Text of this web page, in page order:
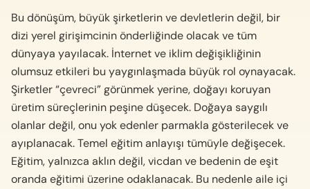
Bu dönüşüm, büyük şirketlerin ve devletlerin değil, bir
dizi yerel girişimcinin önderliğinde olacak ve tüm
dünyaya yayılacak. İnternet ve iklim değişikliğinin
olumsuz etkileri bu yaygınlaşmada büyük rol oynayacak.
Şirketler “çevreci” görünmek yerine, doğayı koruyan
üretim süreçlerinin peşine düşecek. Doğaya saygılı
olanlar değil, onu yok edenler parmakla gösterilecek ve
ayıplanacak. Temel eğitim anlayışı tümüyle değişecek.
Eğitim, yalnızca aklın değil, vicdan ve bedenin de eşit
oranda eğitimi üzerine odaklanacak. Bu nedenle aile içi